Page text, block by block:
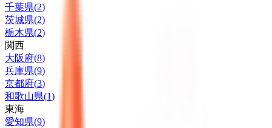
千葉県(2)
茨城県(2)
栃木県(2)
関西
大阪府(8)
兵庫県(9)
京都府(3)
和歌山県(1)
東海
愛知県(9)